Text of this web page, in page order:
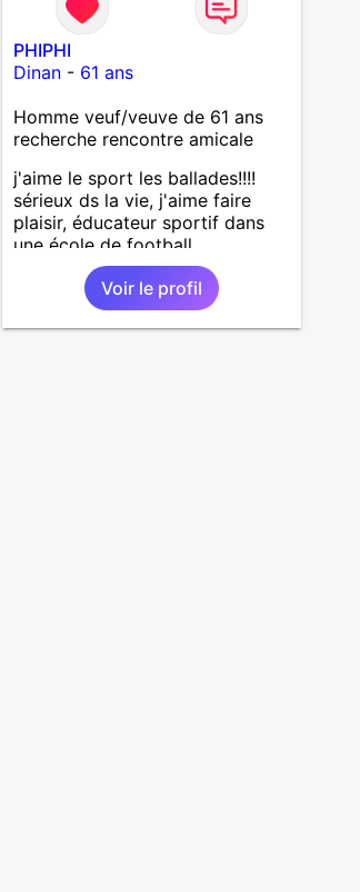
PHIPHI
Dinan - 61 ans
Homme veuf/veuve de 61 ans
recherche rencontre amicale
j'aime le sport les ballades!!!!
sérieux ds la vie, j'aime faire
plaisir, éducateur sportif dans
une école de football .
Voir le profil